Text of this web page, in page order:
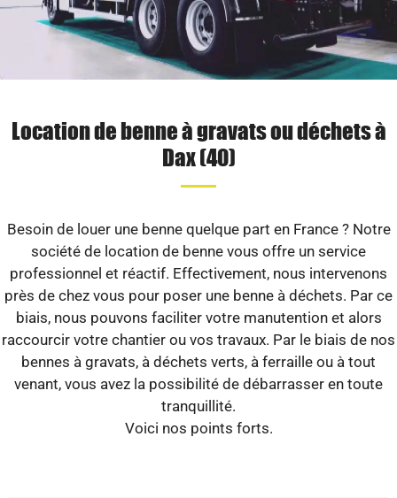
Location de benne à gravats ou déchets à
Dax (40)
Besoin de louer une benne quelque part en France ? Notre
société de location de benne vous offre un service
professionnel et réactif. Effectivement, nous intervenons
près de chez vous pour poser une benne à déchets. Par ce
biais, nous pouvons faciliter votre manutention et alors
raccourcir votre chantier ou vos travaux. Par le biais de nos
bennes à gravats, à déchets verts, à ferraille ou à tout
venant, vous avez la possibilité de débarrasser en toute
tranquillité.
Voici nos points forts.